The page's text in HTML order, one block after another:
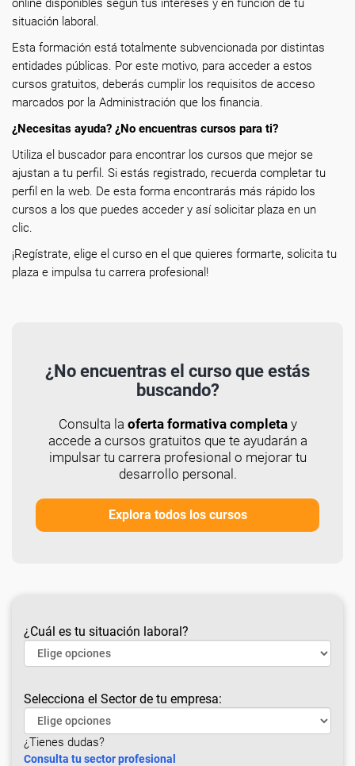
online disponibles según tus intereses y en función de tu
situación laboral.
Esta formación está totalmente subvencionada por distintas
entidades públicas. Por este motivo, para acceder a estos
cursos gratuitos, deberás cumplir los requisitos de acceso
marcados por la Administración que los financia.
¿Necesitas ayuda? ¿No encuentras cursos para ti?
Utiliza el buscador para encontrar los cursos que mejor se
ajustan a tu perfil. Si estás registrado, recuerda completar tu
perfil en la web. De esta forma encontrarás más rápido los
cursos a los que puedes acceder y así solicitar plaza en un
clic.
¡Regístrate, elige el curso en el que quieres formarte, solicita tu
plaza e impulsa tu carrera profesional!
¿No encuentras el curso que estás
buscando?
Consulta la oferta formativa completay
accede a cursos gratuitos que te ayudarán a
impulsar tu carrera profesional o mejorar tu
desarrollo personal.
Explora todos los cursos
¿Cuál es tu situación laboral?
Selecciona el Sector de tu empresa:
¿Tienes dudas?
Consulta tu sector profesional